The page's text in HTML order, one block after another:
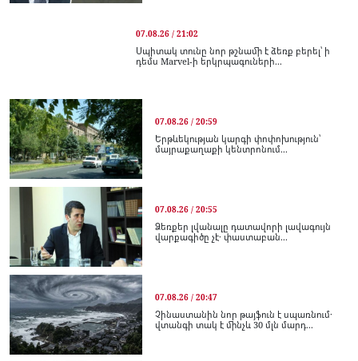
07.08.26 / 21:02
Սպիտակ տունը նոր թշնամի է ձեռք բերել՝ ի
դեմս Marvel-ի երկրպագուների...
07.08.26 / 20:59
Երթևեկության կարգի փոփոխություն՝
մայրաքաղաքի կենտրոնում...
07.08.26 / 20:55
Ձեռքեր լվանալը դատավորի լավագույն
վարքագիծը չէ․ փաստաբան...
07.08.26 / 20:47
Չինաստանին նոր թայֆուն է սպառնում․
վտանգի տակ է մինչև 30 մլն մարդ...